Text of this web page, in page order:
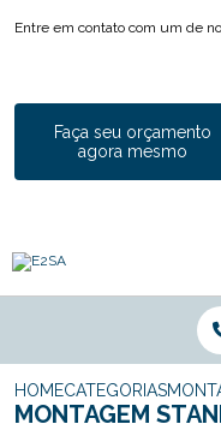
Entre em contato com um de
Faça seu orçamento
agora mesmo
HOMECATEGORIAS
MONTAGEM